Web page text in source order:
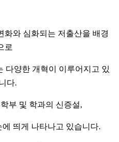
화와 심화되는 저출산을 배경
로
다양한 개혁이 이루어지고 있
다.
부 및 학과의 신증설,
띄게 나타나고 있습니다.